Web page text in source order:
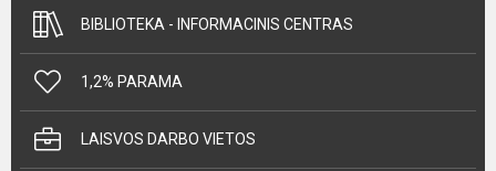
BIBLIOTEKA - INFORMACINIS CENTRAS
1,2% PARAMA
LAISVOS DARBO VIETOS